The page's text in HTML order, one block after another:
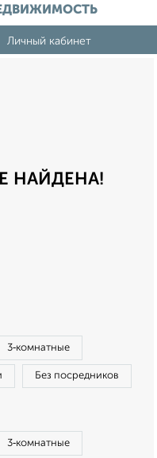
Личный кабинет
НАЙДЕНА!
3‑комнатные
Без посредников
3‑комнатные